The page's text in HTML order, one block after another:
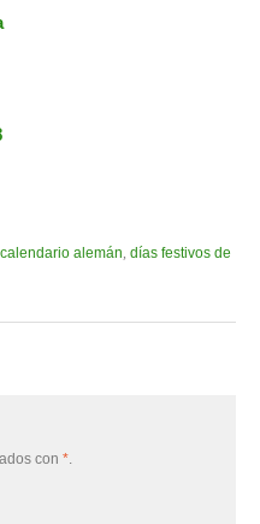
calendario alemán, días festivos de
con *